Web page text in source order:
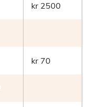
kr 2500
kr 70